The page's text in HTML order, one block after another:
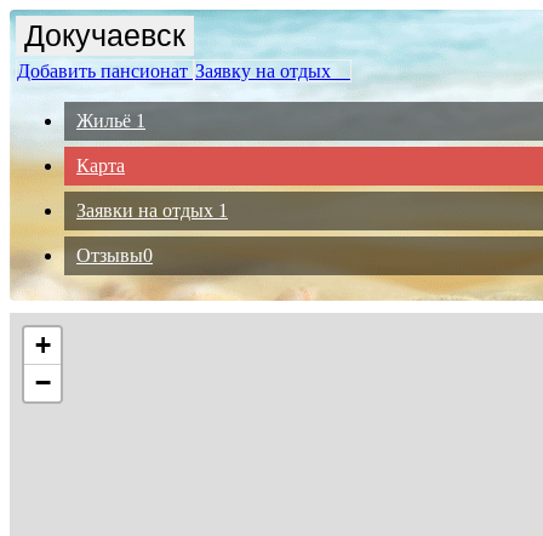
Докучаевск
Добавить пансионатЗаявку на отдых
Жильё 1
Карта
Заявки на отдых 1
Отзывы0
+
−